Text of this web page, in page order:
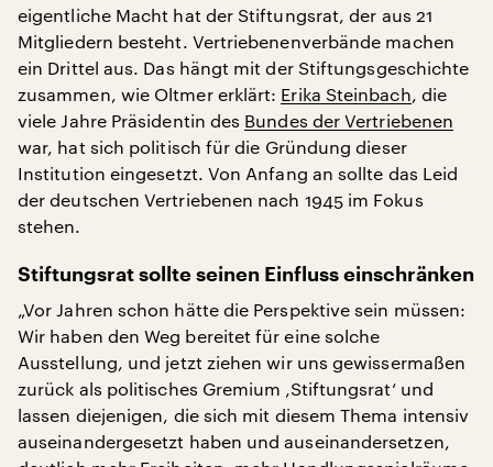
eigentliche Macht hat der Stiftungsrat, der aus 21
Mitgliedern besteht. Vertriebenenverbände machen
ein Drittel aus. Das hängt mit der Stiftungsgeschichte
zusammen, wie Oltmer erklärt: Erika Steinbach, die
viele Jahre Präsidentin des Bundes der Vertriebenen
war, hat sich politisch für die Gründung dieser
Institution eingesetzt. Von Anfang an sollte das Leid
der deutschen Vertriebenen nach 1945 im Fokus
stehen.
Stiftungsrat sollte seinen Einfluss einschränken
„Vor Jahren schon hätte die Perspektive sein müssen:
Wir haben den Weg bereitet für eine solche
Ausstellung, und jetzt ziehen wir uns gewissermaßen
zurück als politisches Gremium ‚Stiftungsrat‘ und
lassen diejenigen, die sich mit diesem Thema intensiv
auseinandergesetzt haben und auseinandersetzen,